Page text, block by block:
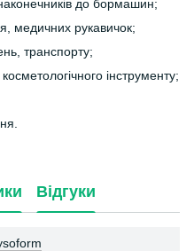
до бормашин;
медичних рукавичок;
транспорту;
інструменту;
Відгуки